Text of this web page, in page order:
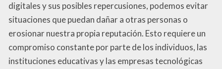
digitales y sus posibles repercusiones, podemos evitar
situaciones que puedan dañar a otras personas o
erosionar nuestra propia reputación. Esto requiere un
compromiso constante por parte de los individuos, las
instituciones educativas y las empresas tecnológicas